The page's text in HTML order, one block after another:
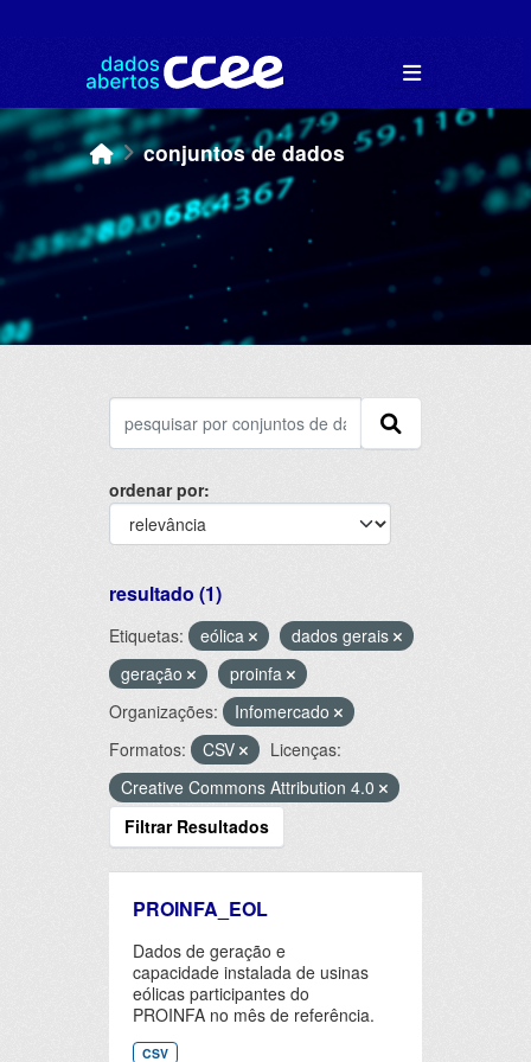
conjuntos de dados
ordenar por
resultado (1)
Etiquetas: eólica
dados gerais
geração
proinfa
Organizações:
Infomercado
Formatos:
CSV
Licenças:
Creative Commons Attribution 4.0
Filtrar Resultados
PROINFA_EOL
Dados de geração e
capacidade instalada de usinas
eólicas participantes do
PROINFA no mês de referência.
CSV